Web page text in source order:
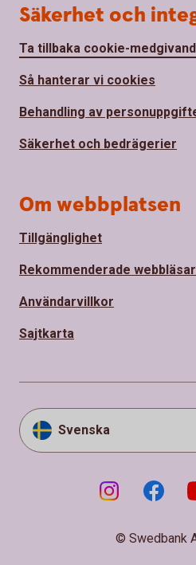
Säkerhet och
Ta tillbaka cookie-
Så hanterar vi cookies
Behandling av
Säkerhet och bedrägerier
Om webbplatsen
Tillgänglighet
Rekommenderade
Användarvillkor
Sajtkarta
Svenska
© Swedbank